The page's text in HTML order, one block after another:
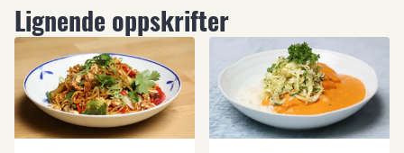
Lignende oppskrifter